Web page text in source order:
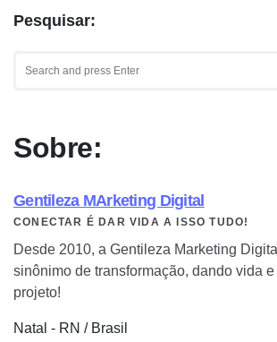
Pesquisar:
for:
Sobre:
Gentileza MArketing Digital
CONECTAR É DAR VIDA A ISSO TUDO!
Desde 2010, a Gentileza Marketing
sinônimo de transformação, dando vida
projeto!
Natal - RN / Brasil